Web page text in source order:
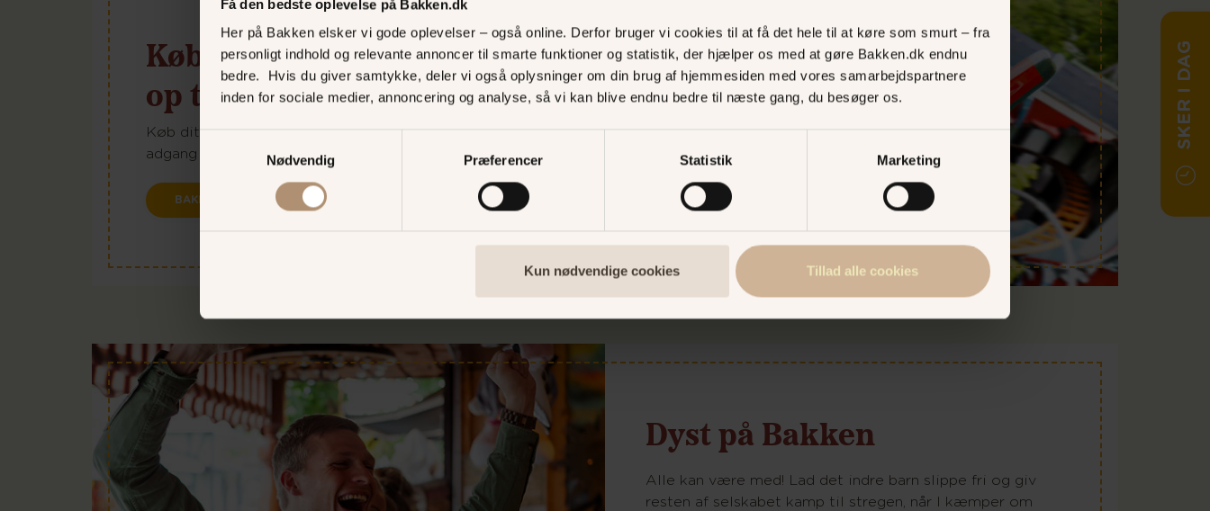
Få den bedste oplevelse på Bakken.dk
Her på Bakken elsker vi gode oplevelser – også online. Derfor bruger vi cookies til at få det hele til at køre som smurt – fra
personligt indhold og relevante annoncer til smarte funktioner og statistik, der hjælper os med at gøre Bakken.dk endnu
bedre. Hvis du giver samtykke, deler vi også oplysninger om din brug af hjemmesiden med vores samarbejdspartnere
inden for sociale medier, annoncering og analyse, så vi kan blive endnu bedre til næste gang, du besøger os.
Nødvendig
Præferencer Statistik Marketing
Kun nødvendige cookies Tillad alle cookies
SKER I DAG
Køb turbånd online - spar
op til 50 kr.
Køb dit turbånd online og spar penge! Et turbånd giver dig
adgang til alle de sjove forlystelser på Bakken.
BAKKENS WEBSHOP
Dyst på Bakken
Alle kan være med! Lad det indre barn slippe fri og giv
resten af selskabet kamp til stregen, når I kæmper om